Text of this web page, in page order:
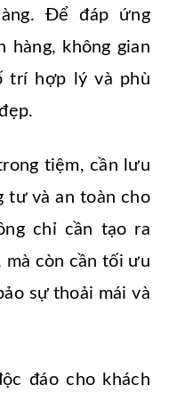
Để đáp ứng
hàng, không gian
trí hợp lý và phù
tiệm, cần lưu
tư và an toàn cho
chỉ cần tạo ra
mà còn cần tối ưu
sự thoải mái và
đáo cho khách